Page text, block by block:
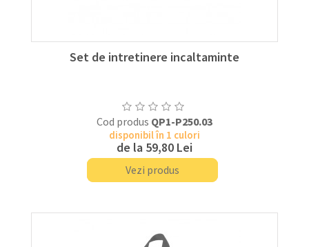
Set de intretinere incaltaminte
Cod produs QP1-P250.03
disponibil în 1 culori
de la 59,80 Lei
Vezi produs